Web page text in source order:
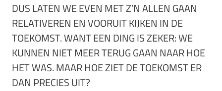
DUS LATEN WE EVEN MET Z’N ALLEN GAAN
RELATIVEREN EN VOORUIT KIJKEN IN DE
TOEKOMST. WANT EEN DING IS ZEKER: WE
KUNNEN NIET MEER TERUG GAAN NAAR HOE
HET WAS. MAAR HOE ZIET DE TOEKOMST ER
DAN PRECIES UIT?